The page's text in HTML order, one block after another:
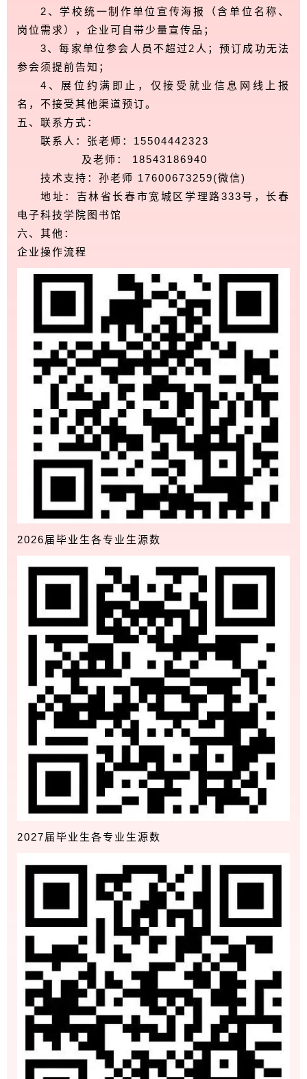
2、学校统一制作单位宣传海报（含单位名称、
岗位需求），企业可自带少量宣传品；
3、每家单位参会人员不超过2人；预订成功无法
参会须提前告知；
4、展位约满即止，仅接受就业信息网线上报
名，不接受其他渠道预订。
五、联系方式：
联系人：张老师：15504442323
及老师： 18543186940
技术支持：孙老师 17600673259(微信)
地址：吉林省长春市宽城区学理路333号，长春
电子科技学院图书馆
六、其他：
企业操作流程
2026届毕业生各专业生源数
2027届毕业生各专业生源数